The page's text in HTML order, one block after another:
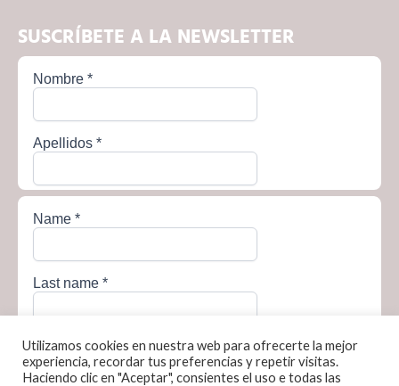
SUSCRÍBETE A LA NEWSLETTER
Utilizamos cookies en nuestra web para ofrecerte la mejor
experiencia, recordar tus preferencias y repetir visitas.
Haciendo clic en "Aceptar", consientes el uso e todas las